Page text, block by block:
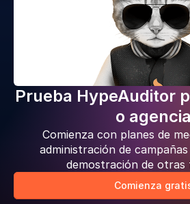
Prueba HypeAuditor
o agencia
Comienza con planes de
administración de
demostración de otras
Comienza